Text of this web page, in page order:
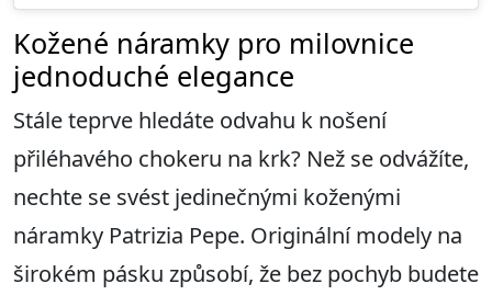
Kožené náramky pro milovnice
jednoduché elegance
Stále teprve hledáte odvahu k nošení
přiléhavého chokeru na krk? Než se odvážíte,
nechte se svést jedinečnými koženými
náramky Patrizia Pepe. Originální modely na
širokém pásku způsobí, že bez pochyb budete